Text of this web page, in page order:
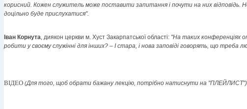
корисний. Кожен служитель може поставити запитання і почути на них відповідь.
доцільно буде прислухатися".
Іван Корнута, диякон церкви м. Хуст Закарпатської області: "На таких конференціях
робити у своєму служінні для інших? – І стара, і нова заповіді говорять, що
ВІДЕО (Для того, щоб обрати бажану лекцію, потрібно натиснути на "ПЛЕЙЛИСТ")